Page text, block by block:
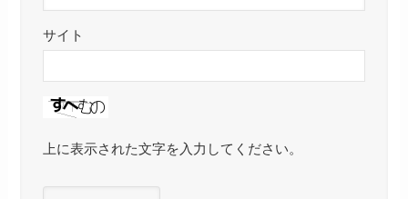
サイト
上に表示された文字を入力してください。